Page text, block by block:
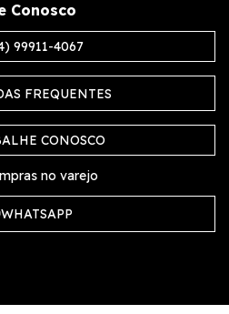
Conosco
99911-4067
FREQUENTES
CONOSCO
no varejo
WHATSAPP